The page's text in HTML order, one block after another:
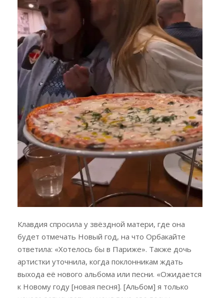
Клавдия спросила у звёздной матери, где она
будет отмечать Новый год, на что Орбакайте
ответила: «Хотелось бы в Париже». Также дочь
артистки уточнила, когда поклонникам ждать
выхода её нового альбома или песни. «Ожидается
к Новому году [новая песня]. [Альбом] я только